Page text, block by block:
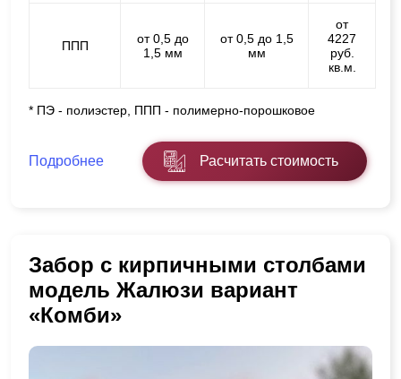
ППП
от 0,5 до
1,5 мм
от 0,5 до 1,5
мм
от
4227
руб.
кв.м.
* ПЭ - полиэстер, ППП - полимерно-порошковое
Подробнее Расчитать стоимость
Забор с кирпичными столбами
модель Жалюзи вариант
«Комби»